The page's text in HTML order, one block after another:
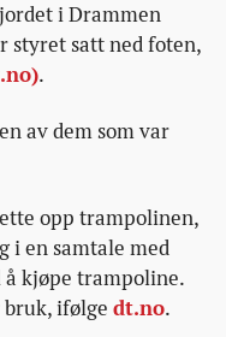
i Drammen
styret satt ned foten,
.
av dem som var
opp trampolinen,
i en samtale med
kjøpe trampoline.
ifølge dt.no.